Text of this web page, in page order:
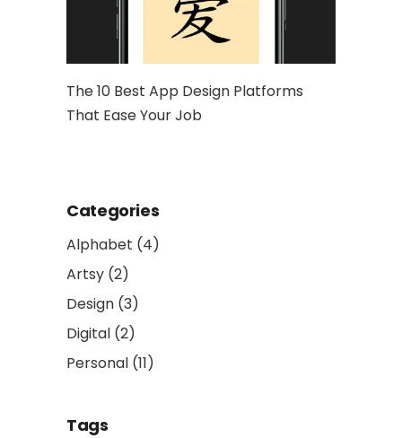
The 10 Best App Design Platforms
That Ease Your Job
Categories
Alphabet (4)
Artsy (2)
Design (3)
Digital (2)
Personal (11)
Tags